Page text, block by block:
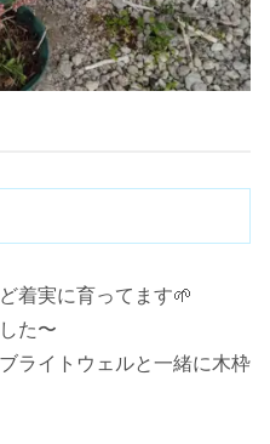
着実に育ってます🌱
た〜
ライトウェルと一緒に木枠